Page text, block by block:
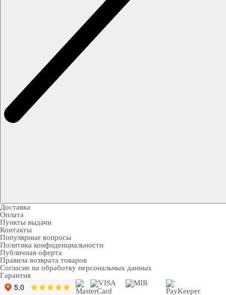
Доставка
Оплата
Пункты выдачи
Контакты
Популярные вопросы
Политика конфиденциальности
Публичная оферта
Правила возврата товаров
Согласие на обработку персональных данных
Гарантия